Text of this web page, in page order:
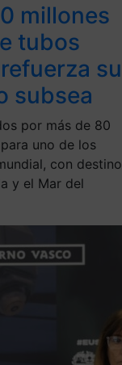
millones
tubos
su
subsea
por más de 80
uno de los
con destino
y el Mar del